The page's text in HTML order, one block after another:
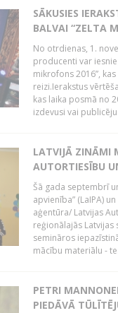
SĀKUSIES
BALVAI “ZELTA
No otrdienas, 1.
producenti var
mikrofons 2016”,
reizi.Ierakstus
kas laika posmā no
izdevusi vai
LATVIJĀ ZINĀMI
AUTORTIESĪBU
Šā gada septembrī
apvienība” (LaIPA)
aģentūra/ Latvijas
reģionālajās
semināros
mācību materiālu -
PETRI
PIEDĀVĀ